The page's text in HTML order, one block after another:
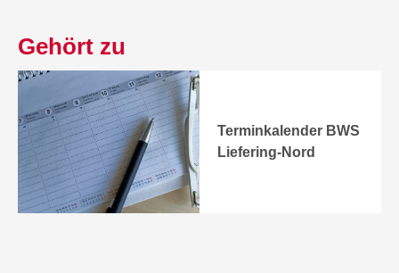
Gehört zu
Terminkalender BWS
Liefering-Nord